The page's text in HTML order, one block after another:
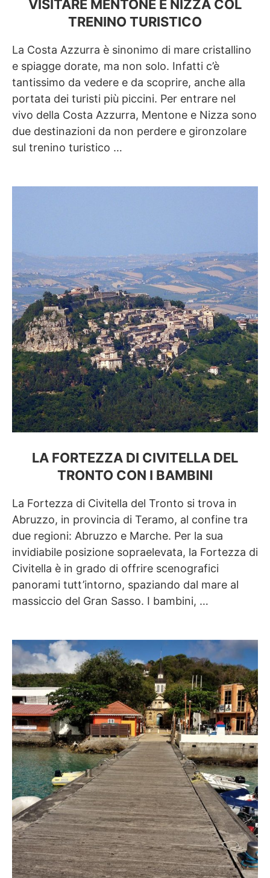
VISITARE MENTONE E NIZZA COL
TRENINO TURISTICO
La Costa Azzurra è sinonimo di mare cristallino
e spiagge dorate, ma non solo. Infatti c’è
tantissimo da vedere e da scoprire, anche alla
portata dei turisti più piccini. Per entrare nel
vivo della Costa Azzurra, Mentone e Nizza sono
due destinazioni da non perdere e gironzolare
sul trenino turistico …
LA FORTEZZA DI CIVITELLA DEL
TRONTO CON I BAMBINI
La Fortezza di Civitella del Tronto si trova in
Abruzzo, in provincia di Teramo, al confine tra
due regioni: Abruzzo e Marche. Per la sua
invidiabile posizione sopraelevata, la Fortezza di
Civitella è in grado di offrire scenografici
panorami tutt’intorno, spaziando dal mare al
massiccio del Gran Sasso. I bambini, …